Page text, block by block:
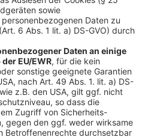
Ihre
den YouTube
zu laden!
Service eines
um Videoinhalte
Service kann
Aktivitäten
lesen Sie die
stimmen Sie der